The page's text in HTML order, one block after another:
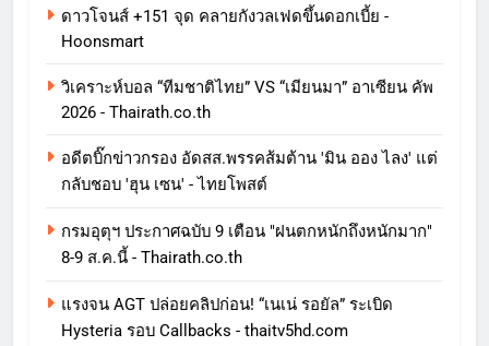
ดาวโจนส์ +151 จุด คลายกังวลเฟดขึ้นดอกเบี้ย -
Hoonsmart
วิเคราะห์บอล “ทีมชาติไทย” VS “เมียนมา” อาเซียน คัพ
2026 - Thairath.co.th
อดีตบิ๊กข่าวกรอง อัดสส.พรรคส้มต้าน 'มิน ออง ไลง' แต่
กลับชอบ 'ฮุน เซน' - ไทยโพสต์
กรมอุตุฯ ประกาศฉบับ 9 เตือน "ฝนตกหนักถึงหนักมาก"
8-9 ส.ค.นี้ - Thairath.co.th
แรงจน AGT ปล่อยคลิปก่อน! “เนเน่ รอยัล” ระเบิด
Hysteria รอบ Callbacks - thaitv5hd.com